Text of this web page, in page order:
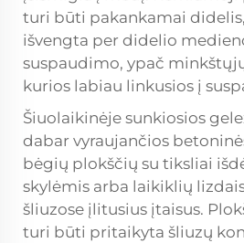
turi būti pakankamai
išvengta per didelio
suspaudimo, ypač
kurios labiau linkusios į
Šiuolaikinėje sunkiosios
dabar vyraujančios
bėgių plokščių su tiksliai
skylėmis arba laikiklių
šliuzose įlitusius įtaisus.
turi būti pritaikyta šliuzų